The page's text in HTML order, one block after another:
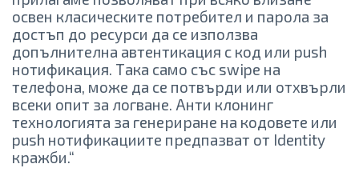
освен класическите потребител и парола за
достъп до ресурси да се използва
допълнителна автентикация с код или push
нотификация. Така само със swipe на
телефона, може да се потвърди или отхвърли
всеки опит за логване. Анти клонинг
технологията за генериране на кодовете или
push нотификациите предпазват от Identity
кражби.“